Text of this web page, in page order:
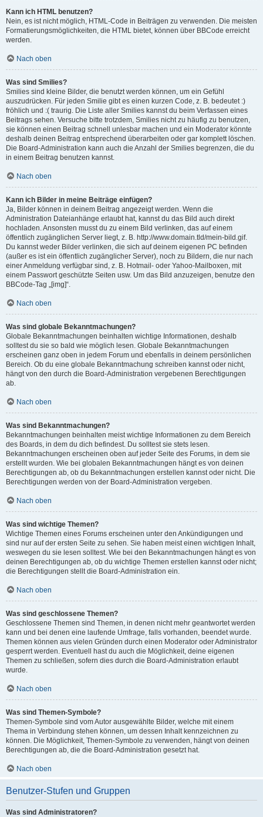
Kann ich HTML benutzen?
Nein, es ist nicht möglich, HTML-Code in Beiträgen zu verwenden. Die meisten
Formatierungsmöglichkeiten, die HTML bietet, können über BBCode erreicht
werden.
Nach oben
Was sind Smilies?
Smilies sind kleine Bilder, die benutzt werden können, um ein Gefühl
auszudrücken. Für jeden Smilie gibt es einen kurzen Code, z. B. bedeutet :)
fröhlich und :( traurig. Die Liste aller Smilies kannst du beim Verfassen eines
Beitrags sehen. Versuche bitte trotzdem, Smilies nicht zu häufig zu benutzen,
sie können einen Beitrag schnell unlesbar machen und ein Moderator könnte
deshalb deinen Beitrag entsprechend überarbeiten oder gar komplett löschen.
Die Board-Administration kann auch die Anzahl der Smilies begrenzen, die du
in einem Beitrag benutzen kannst.
Nach oben
Kann ich Bilder in meine Beiträge einfügen?
Ja, Bilder können in deinem Beitrag angezeigt werden. Wenn die
Administration Dateianhänge erlaubt hat, kannst du das Bild auch direkt
hochladen. Ansonsten musst du zu einem Bild verlinken, das auf einem
öffentlich zugänglichen Server liegt, z. B. http://www.domain.tld/mein-bild.gif.
Du kannst weder Bilder verlinken, die sich auf deinem eigenen PC befinden
(außer es ist ein öffentlich zugänglicher Server), noch zu Bildern, die nur nach
einer Anmeldung verfügbar sind, z. B. Hotmail- oder Yahoo-Mailboxen, mit
einem Passwort geschützte Seiten usw. Um das Bild anzuzeigen, benutze den
BBCode-Tag „[img]“.
Nach oben
Was sind globale Bekanntmachungen?
Globale Bekanntmachungen beinhalten wichtige Informationen, deshalb
solltest du sie so bald wie möglich lesen. Globale Bekanntmachungen
erscheinen ganz oben in jedem Forum und ebenfalls in deinem persönlichen
Bereich. Ob du eine globale Bekanntmachung schreiben kannst oder nicht,
hängt von den durch die Board-Administration vergebenen Berechtigungen
ab.
Nach oben
Was sind Bekanntmachungen?
Bekanntmachungen beinhalten meist wichtige Informationen zu dem Bereich
des Boards, in dem du dich befindest. Du solltest sie stets lesen.
Bekanntmachungen erscheinen oben auf jeder Seite des Forums, in dem sie
erstellt wurden. Wie bei globalen Bekanntmachungen hängt es von deinen
Berechtigungen ab, ob du Bekanntmachungen erstellen kannst oder nicht. Die
Berechtigungen werden von der Board-Administration vergeben.
Nach oben
Was sind wichtige Themen?
Wichtige Themen eines Forums erscheinen unter den Ankündigungen und
sind nur auf der ersten Seite zu sehen. Sie haben meist einen wichtigen Inhalt,
weswegen du sie lesen solltest. Wie bei den Bekanntmachungen hängt es von
deinen Berechtigungen ab, ob du wichtige Themen erstellen kannst oder nicht;
die Berechtigungen stellt die Board-Administration ein.
Nach oben
Was sind geschlossene Themen?
Geschlossene Themen sind Themen, in denen nicht mehr geantwortet werden
kann und bei denen eine laufende Umfrage, falls vorhanden, beendet wurde.
Themen können aus vielen Gründen durch einen Moderator oder Administrator
gesperrt werden. Eventuell hast du auch die Möglichkeit, deine eigenen
Themen zu schließen, sofern dies durch die Board-Administration erlaubt
wurde.
Nach oben
Was sind Themen-Symbole?
Themen-Symbole sind vom Autor ausgewählte Bilder, welche mit einem
Thema in Verbindung stehen können, um dessen Inhalt kennzeichnen zu
können. Die Möglichkeit, Themen-Symbole zu verwenden, hängt von deinen
Berechtigungen ab, die die Board-Administration gesetzt hat.
Nach oben
Benutzer-Stufen und Gruppen
Was sind Administratoren?